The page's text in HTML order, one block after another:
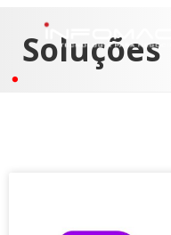
Soluções